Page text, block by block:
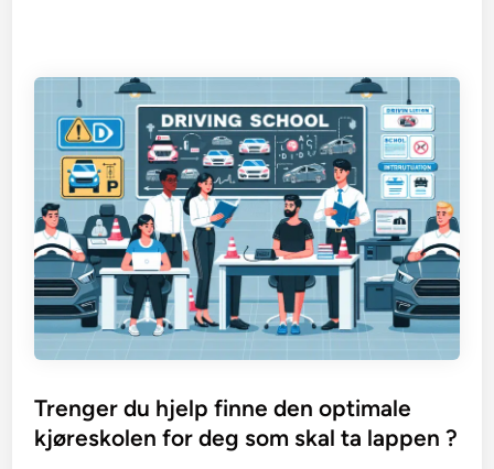
Trenger du hjelp finne den optimale
kjøreskolen for deg som skal ta lappen ?